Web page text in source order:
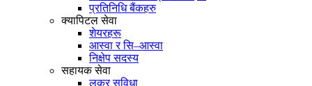
प्रतिनिधि बैंकहरु
क्यापिटल सेवा
शेयरहरू
आस्वा र सि–आस्वा
निक्षेप सदस्य
सहायक सेवा
लकर सुविधा